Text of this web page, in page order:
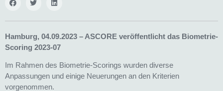
Hamburg, 04.09.2023 – ASCORE veröffentlicht das Biometrie-
Scoring 2023-07
Im Rahmen des Biometrie-Scorings wurden diverse
Anpassungen und einige Neuerungen an den Kriterien
vorgenommen.